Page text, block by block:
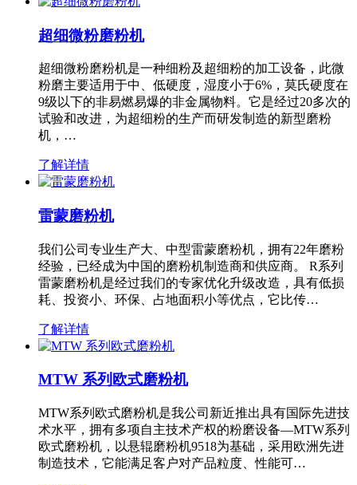
超细微粉磨粉机
超细微粉磨粉机是一种细粉及超细粉的加工设备，此微
粉磨主要适用于中、低硬度，湿度小于6%，莫氏硬度在
9级以下的非易燃易爆的非金属物料。它是经过20多次的
试验和改进，为超细粉的生产而研发制造的新型磨粉
机，…
了解详情
雷蒙磨粉机
我们公司专业生产大、中型雷蒙磨粉机，拥有22年磨粉
经验，已经成为中国的磨粉机制造商和供应商。 R系列
雷蒙磨粉机是经过我们的专家优化升级改造，具有低损
耗、投资小、环保、占地面积小等优点，它比传…
了解详情
MTW 系列欧式磨粉机
MTW系列欧式磨粉机是我公司新近推出具有国际先进技
术水平，拥有多项自主技术产权的粉磨设备—MTW系列
欧式磨粉机，以悬辊磨粉机9518为基础，采用欧洲先进
制造技术，它能满足客户对产品粒度、性能可…